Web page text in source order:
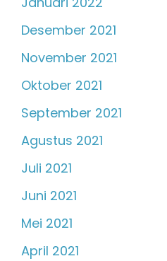
Desember 2021
November 2021
Oktober 2021
September 2021
Agustus 2021
Juli 2021
Juni 2021
Mei 2021
April 2021